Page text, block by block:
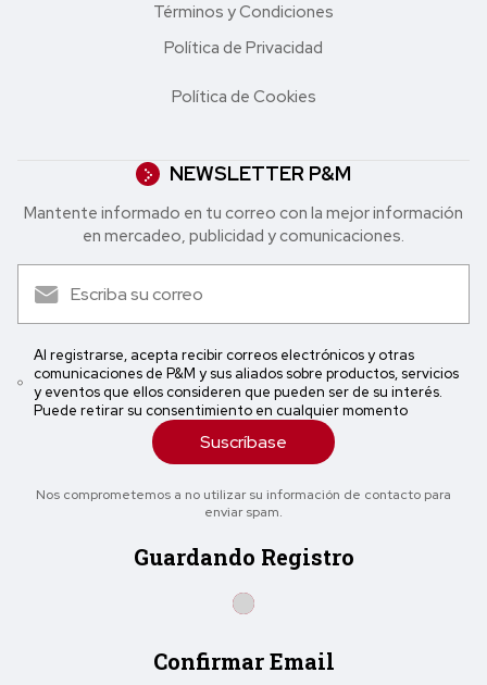
Términos y Condiciones
Política de Privacidad
Política de Cookies
NEWSLETTER P&M
Mantente informado en tu correo con la mejor in formación
en mercadeo, publicidad y comunicaciones.
Al registrarse, acepta recibir correos electrónicos y otras
comunicaciones de P&M y sus aliados sobre productos, servicios
y eventos que ellos consideren que pueden ser de su interés.
Puede retirar su consentimiento en cualquier momento
Suscríbase
Nos comprometemos a no utilizar su información de contacto para
enviar spam.
Guardando Registro
Confirmar Email